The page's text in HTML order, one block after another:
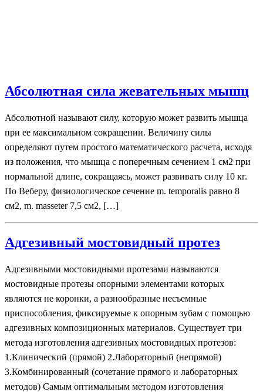
Абсолютная сила жевательных мышц
Абсолютной называют силу, которую может развить мышца
при ее максимальном сокращении. Величину силы
определяют путем простого математического расчета, исходя
из положения, что мышца с поперечным сечением 1 см2 при
нормальной длине, сокращаясь, может развивать силу 10 кг.
По Веберу, физиологическое сечение m. temporalis равно 8
см2, m. masseter 7,5 см2, […]
Адгезивный мостовидный протез
Адгезивными мостовидными протезами называются
мостовидные протезы опорными элементами которых
являются не коронки, а разнообразные несъемные
приспособления, фиксируемые к опорным зубам с помощью
адгезивных композиционных материалов. Существует три
метода изготовления адгезивных мостовидных протезов:
1.Клинический (прямой) 2.Лабораторный (непрямой)
3.Комбинированный (сочетание прямого и лабораторных
методов) Самым оптимальным методом изготовления